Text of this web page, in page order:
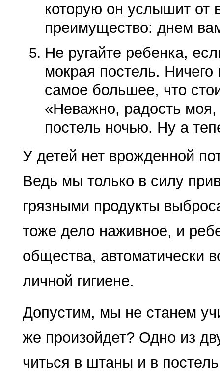
которую он услышит от
преимущество: днем
Не ругайте ребенка,
мокрая постель.
самое большее, что
«Неважно, радость
постель ночью. Ну а
У детей нет врожденной
Ведь мы только в силу
грязными продукты
тоже дело наживное, и
общества, автоматически
личной гигиене.
Допустим, мы не станем
же про­изойдет? Одно из
читься в штаны и в